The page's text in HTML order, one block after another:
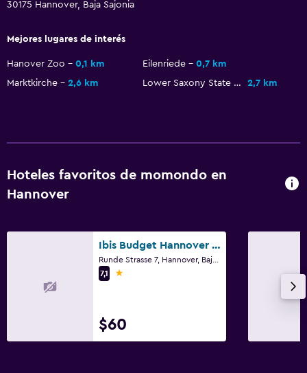
30175 Hannover, Baja Sajonia
Mejores lugares de interés
Hanover Zoo 0,1 km Eilenriede
0,7 km
Marktkirche
2,6 km Lower Saxony State Museum 2,7 km
Hoteles favoritos de momondo en
Hannover
Ibis Budget Hannover Hauptbahnhof
7,1
1 estrella
$60